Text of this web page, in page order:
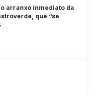
o arranxo inmediato da
que “se